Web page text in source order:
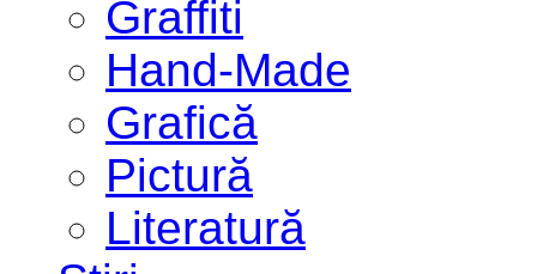
Graffiti
Hand-Made
Grafică
Pictură
Literatură